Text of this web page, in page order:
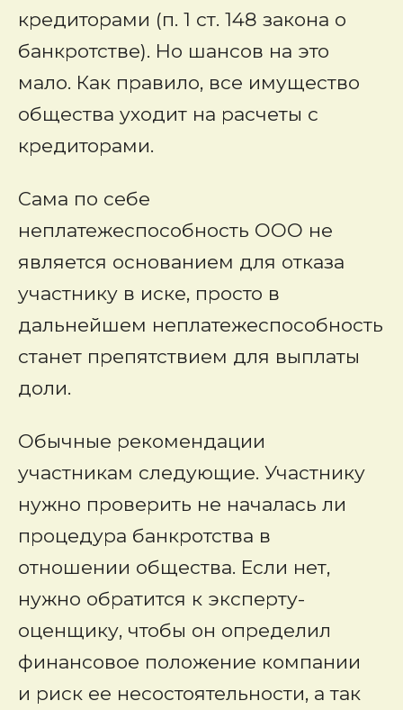
кредиторами (п. 1 ст. 148 закона о
банкротстве). Но шансов на это
мало. Как правило, все имущество
общества уходит на расчеты с
кредиторами.
Сама по себе
неплатежеспособность ООО не
является основанием для отказа
участнику в иске, просто в
дальнейшем неплатежеспособность
станет препятствием для выплаты
доли.
Обычные рекомендации
участникам следующие. Участнику
нужно проверить не началась ли
процедура банкротства в
отношении общества. Если нет,
нужно обратится к эксперту-
оценщику, чтобы он определил
финансовое положение компании
и риск ее несостоятельности, а так